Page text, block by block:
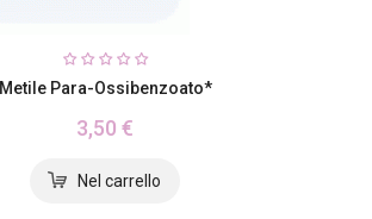
Metile Para-Ossibenzoato*
3,50 €